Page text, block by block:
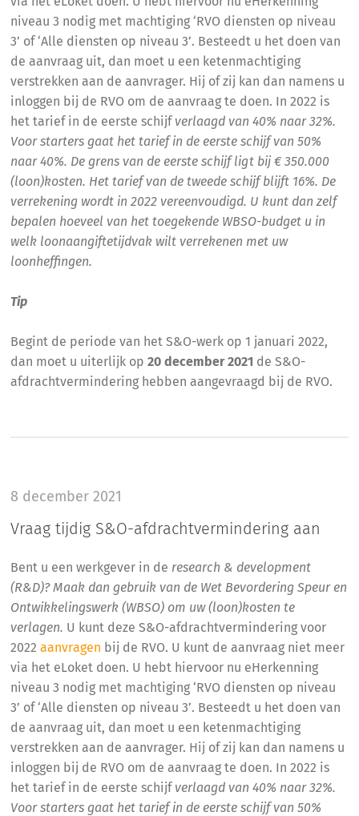
niveau 3 nodig met machtiging ‘RVO diensten op niveau
3’ of ‘Alle diensten op niveau 3’. Besteedt u het doen van
de aanvraag uit, dan moet u een ketenmachtiging
verstrekken aan de aanvrager. Hij of zij kan dan namens u
inloggen bij de RVO om de aanvraag te doen. In 2022 is
het tarief in de eerste schijf verlaagd van 40% naar 32%.
Voor starters gaat het tarief in de eerste schijf van 50%
naar 40%. De grens van de eerste schijf ligt bij € 350.000
(loon)kosten. Het tarief van de tweede schijf blijft 16%. De
verrekening wordt in 2022 vereenvoudigd. U kunt dan zelf
bepalen hoeveel van het toegekende WBSO-budget u in
welk loonaangiftetijdvak wilt verrekenen met uw
loonheffingen.
Tip
Begint de periode van het S&O-werk op 1 januari 2022,
dan moet u uiterlijk op20 december 2021 de S&O-
afdrachtvermindering hebben aangevraagd bij de RVO.
8 december 2021
Vraag tijdig S&O-afdrachtvermindering aan
Bent u een werkgever in de research & development
(R&D)? Maak dan gebruik van de Wet Bevordering Speur en
Ontwikkelingswerk (WBSO) om uw (loon)kosten te
verlagen. U kunt deze S&O-afdrachtvermindering voor
2022aanvragen bij de RVO. U kunt de aanvraag niet meer
via het eLoket doen. U hebt hiervoor nu eHerkenning
niveau 3 nodig met machtiging ‘RVO diensten op niveau
3’ of ‘Alle diensten op niveau 3’. Besteedt u het doen van
de aanvraag uit, dan moet u een ketenmachtiging
verstrekken aan de aanvrager. Hij of zij kan dan namens u
inloggen bij de RVO om de aanvraag te doen. In 2022 is
het tarief in de eerste schijf verlaagd van 40% naar 32%.
Voor starters gaat het tarief in de eerste schijf van 50%